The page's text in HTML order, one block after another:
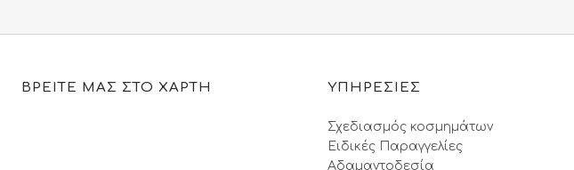
ΒΡΕΙΤΕ ΜΑΣ ΣΤΟ ΧΑΡΤΗ ΥΠΗΡΕΣΙΕΣ
Σχεδιασμός κοσμημάτων
Ειδικές Παραγγελίες
Αδαμαντοδεσία